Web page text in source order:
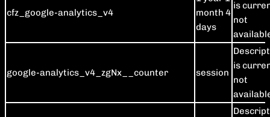
cfz_google-analytics_v4
month 4
days
is
not
google-analytics_v4_zgNx__counter session
is
not